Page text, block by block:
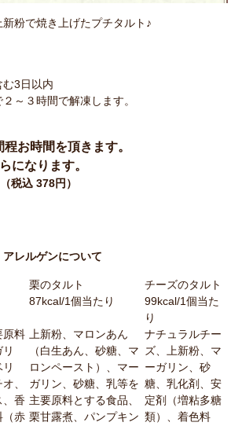
粉で焼き上げたプチタルト♪
3日以内
～３時間で解凍します。
お時間を頂きます。
になります。
込 378円）
レルゲンについて
栗のタルト
チーズのタルト
87kcal/1個当たり
99kcal/1個当た
り
原料
、
、香
（赤
上新粉、マロンあん
（白生あん、砂糖、マ
ロンペースト）、マー
ガリン、砂糖、乳等を
主要原料とする食品、
栗甘露煮、パンプキン
ナチュラルチー
ズ、上新粉、マ
ーガリン、砂
糖、乳化剤、安
定剤（増粘多糖
類）、着色料